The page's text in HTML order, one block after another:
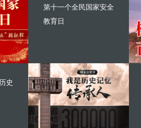
第十一个全民国家安全
教育日
史